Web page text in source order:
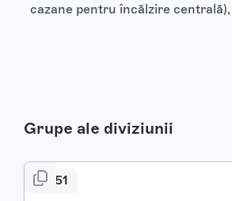
cazane pentru încălzire centrală),
Grupe ale diviziunii
251